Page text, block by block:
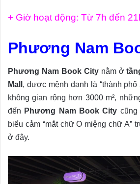
+ Giờ hoạt động: Từ 7h đến
Phương Nam
Phương Nam Book Citynằm ở
Mall , được mệnh danh là “thành phố
không gian rộng hơn 3000 m²,
đến Phương Nam Book City cũng
biểu cảm “mắt chữ O miệng chữ A”
ở đây.